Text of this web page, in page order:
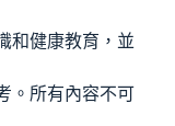
和健康教育，並
。所有內容不可